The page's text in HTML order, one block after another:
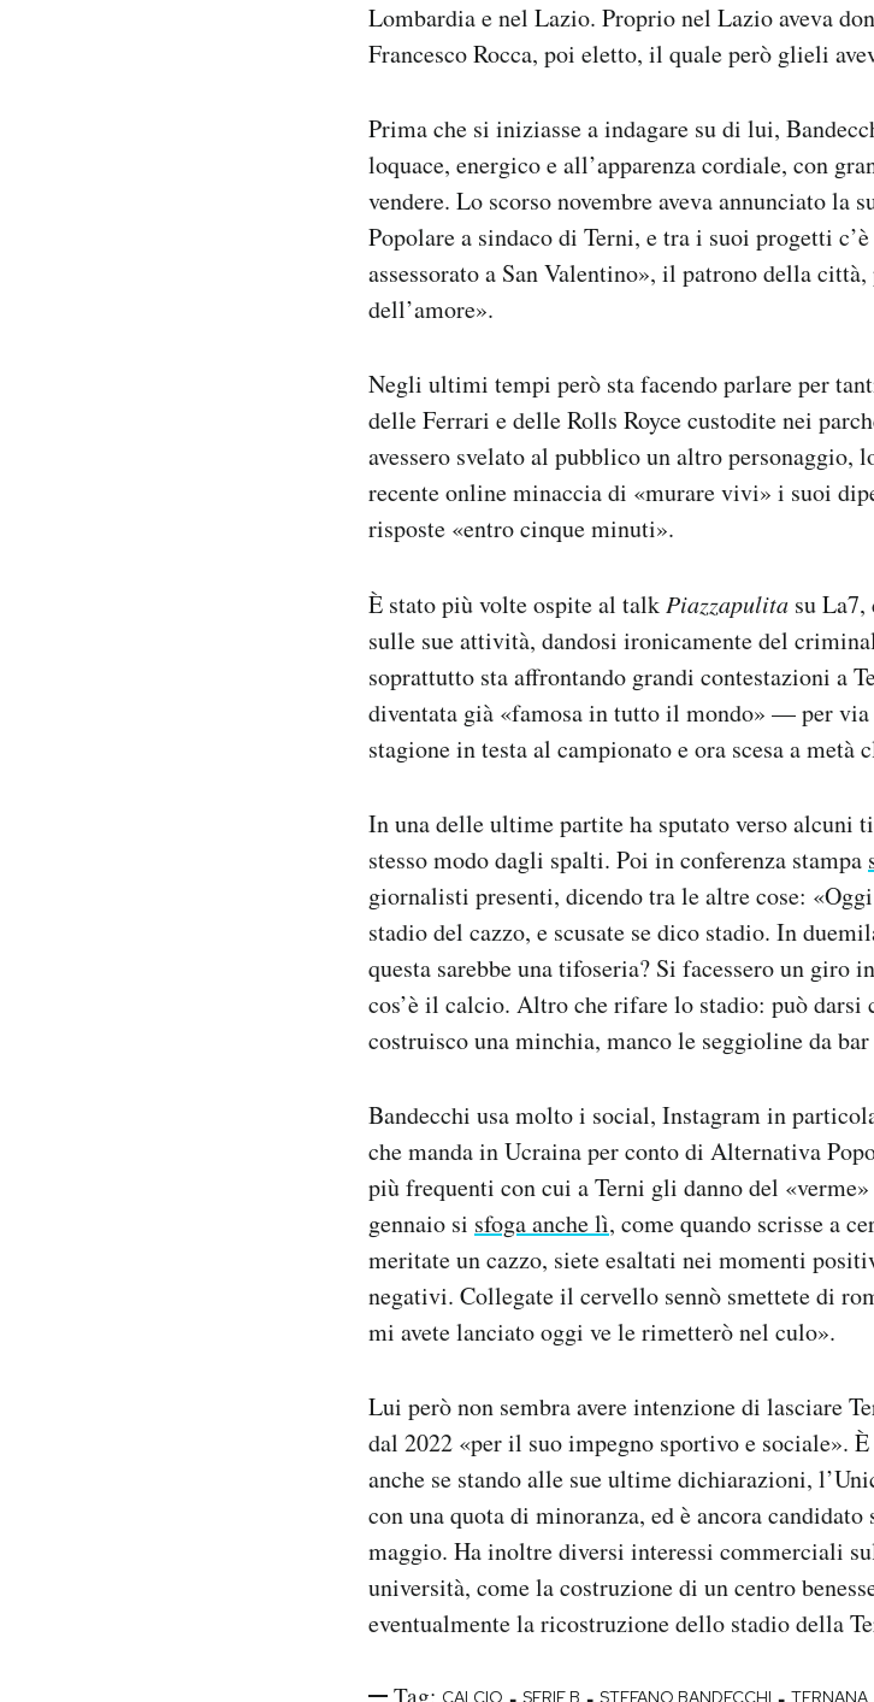
Lombardia e nel Lazio. Proprio nel Lazio aveva
Francesco Rocca, poi eletto, il quale però glieli
Prima che si iniziasse a indagare su di lui,
loquace, energico e all’apparenza cordiale, con
vendere. Lo scorso novembre aveva annunciato la
Popolare a sindaco di Terni, e tra i suoi progetti
assessorato a San Valentino», il patrono della
dell’amore».
Negli ultimi tempi però sta facendo parlare per
delle Ferrari e delle Rolls Royce custodite nei
avessero svelato al pubblico un altro
recente online minaccia di «murare vivi» i suoi
risposte «entro cinque minuti».
È stato più volte ospite al talkPiazzapulita su La7,
sulle sue attività, dandosi ironicamente del
soprattutto sta affrontando grandi contestazioni a
diventata già «famosa in tutto il mondo» — per
stagione in testa al campionato e ora scesa a metà
In una delle ultime partite ha sputato verso alcuni
stesso modo dagli spalti. Poi in conferenza stampa
giornalisti presenti, dicendo tra le altre cose:
stadio del cazzo, e scusate se dico stadio. In
questa sarebbe una tifoseria? Si facessero un giro
cos’è il calcio. Altro che rifare lo stadio: può darsi
costruisco una minchia, manco le seggioline da
Bandecchi usa molto i social, Instagram in
che manda in Ucraina per conto di Alternativa
più frequenti con cui a Terni gli danno del
gennaio si sfoga anche lì, come quando scrisse a
meritate un cazzo, siete esaltati nei momenti
negativi. Collegate il cervello sennò smettete di
mi avete lanciato oggi ve le rimetterò nel culo».
Lui però non sembra avere intenzione di lasciare
dal 2022 «per il suo impegno sportivo e sociale».
anche se stando alle sue ultime dichiarazioni,
con una quota di minoranza, ed è ancora
maggio. Ha inoltre diversi interessi commerciali
università, come la costruzione di un centro
eventualmente la ricostruzione dello stadio della
Tag: CALCIO SERIE B STEFANO BANDECCHI TERNANA